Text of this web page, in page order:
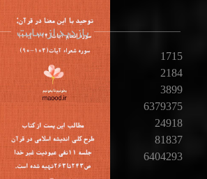
بازدید از سایت
1715
2184
3899
6379375
24918
81837
6404293